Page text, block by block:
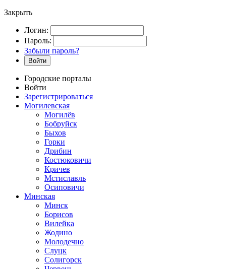
Закрыть
Логин:
Пароль:
Забыли пароль?
Войти
Городские порталы
Войти
Зарегистрироваться
Могилевская
Могилёв
Бобруйск
Быхов
Горки
Дрибин
Костюковичи
Кричев
Мстиславль
Осиповичи
Минская
Минск
Борисов
Вилейка
Жодино
Молодечно
Слуцк
Солигорск